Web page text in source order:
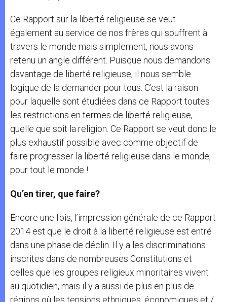
Ce Rapport sur la liberté religieuse se veut
également au service de nos frères qui souffrent à
travers le monde mais simplement, nous avons
retenu un angle différent. Puisque nous demandons
davantage de liberté religieuse, il nous semble
logique de la demander pour tous. C’est la raison
pour laquelle sont étudiées dans ce Rapport toutes
les restrictions en termes de liberté religieuse,
quelle que soit la religion. Ce Rapport se veut donc le
plus exhaustif possible avec comme objectif de
faire progresser la liberté religieuse dans le monde,
pour tout le monde !
Qu’en tirer, que faire?
Encore une fois, l’impression générale de ce Rapport
2014 est que le droit à la liberté religieuse est entré
dans une phase de déclin. Il y a les discriminations
inscrites dans de nombreuses Constitutions et
celles que les groupes religieux minoritaires vivent
au quotidien, mais il y a aussi de plus en plus de
régions où les tensions ethniques, économiques et /